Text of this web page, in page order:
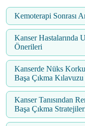
Kemoterapi Sonrası
Kanser Hastalarında
Önerileri
Kanserde Nüks
Başa Çıkma Kılavuzu
Kanser Tanısından
Başa Çıkma